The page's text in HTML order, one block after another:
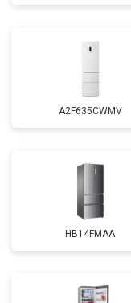
A2F635CWMV
HB14FMAA